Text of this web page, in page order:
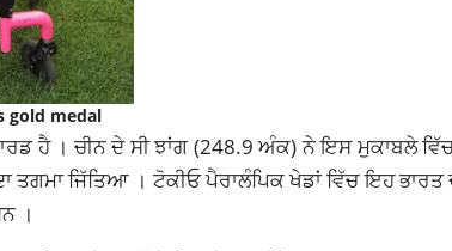
gold medal
ਹੈ । ਚੀਨ ਦੇ ਸੀ ਝਾਂਗ (248.9 ਅੰਕ) ਨੇ ਇਸ ਮੁਕਾਬਲੇ ਵਿੱਚ
ਜਿੱਤਿਆ । ਟੋਕੀਓ ਪੈਰਾਲੰਪਿਕ ਖੇਡਾਂ ਵਿੱਚ ਇਹ ਭਾਰਤ
।